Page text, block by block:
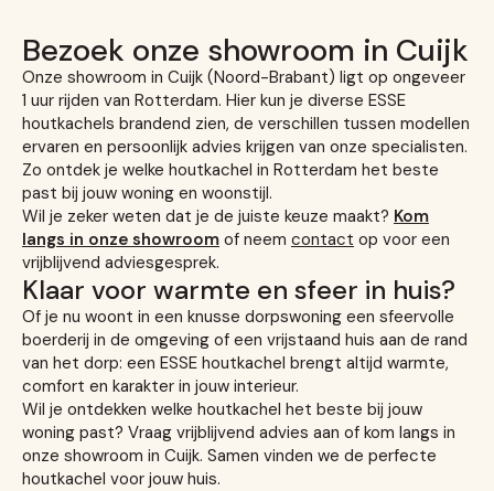
Bezoek onze showroom in Cuijk
Onze showroom in Cuijk (Noord-Brabant) ligt op ongeveer
1 uur rijden van Rotterdam. Hier kun je diverse ESSE
houtkachels brandend zien, de verschillen tussen modellen
ervaren en persoonlijk advies krijgen van onze specialisten.
Zo ontdek je welke houtkachel in Rotterdam het beste
past bij jouw woning en woonstijl.
Wil je zeker weten dat je de juiste keuze maakt? Kom
langs in onze showroom of neem contact op voor een
vrijblijvend adviesgesprek.
Klaar voor warmte en sfeer in huis?
Of je nu woont in een knusse dorpswoning een sfeervolle
boerderij in de omgeving of een vrijstaand huis aan de rand
van het dorp: een ESSE houtkachel brengt altijd warmte,
comfort en karakter in jouw interieur.
Wil je ontdekken welke houtkachel het beste bij jouw
woning past? Vraag vrijblijvend advies aan of kom langs in
onze showroom in Cuijk. Samen vinden we de perfecte
houtkachel voor jouw huis.